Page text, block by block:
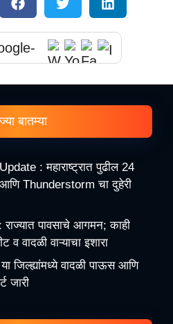
बातम्या
: महाराष्ट्रात पुढील 24
Thunderstorm चा दुहेरी
पावसाचे आगमन; काही
व वादळी वाऱ्याचा इशारा
जिल्ह्यांमध्ये वादळी पाऊस आणि
जारी